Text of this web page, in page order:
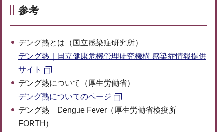
参考
デング熱とは（国立感染症研究所）
デング熱｜国立健康危機管理研究機構 感染症情報提供
サイト
デング熱について（厚生労働省）
デング熱についてのページ
デング熱 Dengue Fever（厚生労働省検疫所
FORTH）